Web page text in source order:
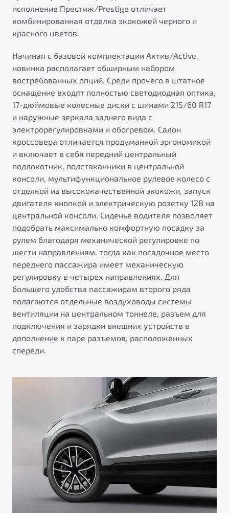
исполнение Престиж/Prestige отличает
комбинированная отделка экокожей черного и
красного цветов.
Начиная с базовой комплектации Актив/Active,
новинка располагает обширным набором
востребованных опций. Среди прочего в штатное
оснащение входят полностью светодиодная оптика,
17-дюймовые колесные диски с шинами 215/60 R17
и наружные зеркала заднего вида с
электрорегулировками и обогревом. Салон
кроссовера отличается продуманной эргономикой
и включает в себя передний центральный
подлокотник, подстаканники в центральной
консоли, мультифункциональное рулевое колесо с
отделкой из высококачественной экокожи, запуск
двигателя кнопкой и электрическую розетку 12В на
центральной консоли. Сиденье водителя позволяет
подобрать максимально комфортную посадку за
рулем благодаря механической регулировке по
шести направлениям, тогда как посадочное место
переднего пассажира имеет механическую
регулировку в четырех направлениях. Для
большего удобства пассажирам второго ряда
полагаются отдельные воздуховоды системы
вентиляции на центральном тоннеле, разъем для
подключения и зарядки внешних устройств в
дополнение к паре разъемов, расположенных
спереди.